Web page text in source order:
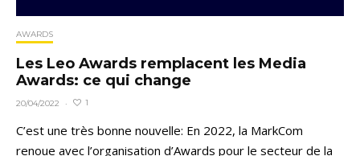
AWARDS
Les Leo Awards remplacent les Media
Awards: ce qui change
20/04/2022 · 1
C’est une très bonne nouvelle: En 2022, la MarkCom
renoue avec l’organisation d’Awards pour le secteur de la